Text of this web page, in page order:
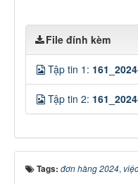
File đính kèm
Tập tin 1:
Tập tin 2:
Tags: đơn hàng 2024,